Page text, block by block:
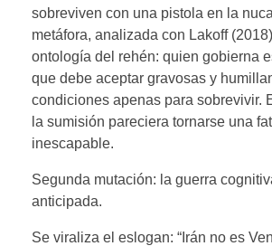
sobreviven con una pistola en la
metáfora, analizada con Lakoff
ontología del rehén: quien gobierna
que debe aceptar gravosas y
condiciones apenas para sobrevivir.
la sumisión pareciera tornarse una
inescapable.
Segunda mutación: la guerra
anticipada.
Se viraliza el eslogan: “Irán no es